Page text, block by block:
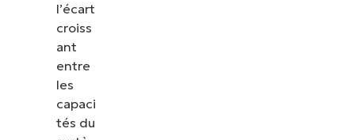
l’écart
croiss
ant
entre
les
capaci
tés du